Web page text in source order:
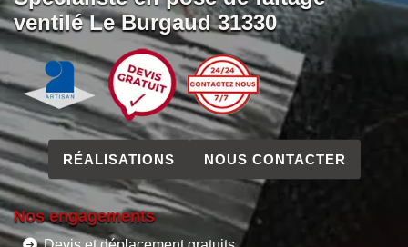
ventilé Le Burgaud 31330
RÉALISATIONS NOUS CONTACTER
Nos engagements